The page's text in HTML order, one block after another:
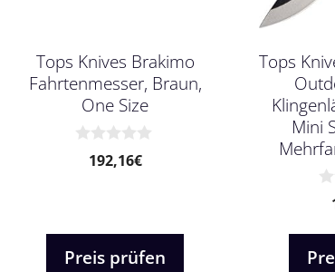
Tops Knives Brakimo
Fahrtenmesser, Braun,
One Size
192,16€
Preis prüfen
Tops
Mini
5